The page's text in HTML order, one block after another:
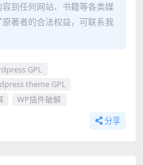
到任何网站、书籍等各类媒
著者的合法权益，可联系我
GPL
theme GPL
WP插件破解
分享